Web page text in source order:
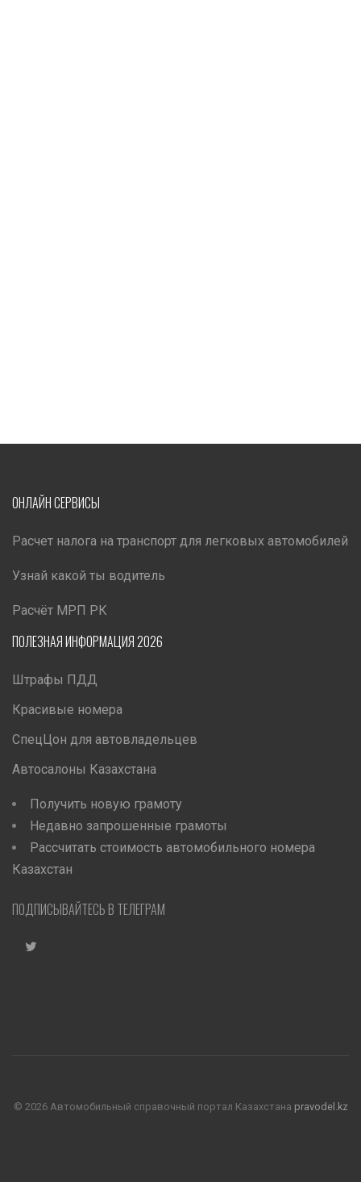
ОНЛАЙН СЕРВИСЫ
Расчет налога на транспорт для легковых автомобилей
Узнай какой ты водитель
Расчёт МРП РК
ПОЛЕЗНАЯ ИНФОРМАЦИЯ 2026
Штрафы ПДД
Красивые номера
СпецЦон для автовладельцев
Автосалоны Казахстана
Получить новую грамоту
Недавно запрошенные грамоты
Рассчитать стоимость автомобильного номера
Казахстан
ПОДПИСЫВАЙТЕСЬ В ТЕЛЕГРАМ
© 2026 Автомобильный справочный портал Казахстана pravodel.kz